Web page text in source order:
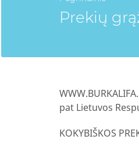
Prekių
pat Lietuvos
KOKYBIŠKOS